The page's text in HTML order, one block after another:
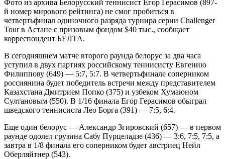
Фото из архива Белорусский теннисист Егор Герасимов (897-
й номер мирового рейтинга) не смог пробиться в
четвертьфинал одиночного разряда турнира серии Challenger
Tour в Астане с призовым фондом $40 тыс., сообщает
корреспондент БЕЛТА.
В сегодняшнем матче второго раунда белорус за два часа
уступил в двух партиях российскому теннисисту Евгению
Филиппову (649) — 5:7, 5:7. В четвертьфинале соперником
россиянина будет победитель встречи между представителем
Казахстана Дмитрием Попко (375) и узбеком Хумаюном
Султановым (550). В 1/16 финала Егор Герасимов обыграл
шведского теннисиста Лео Борга (391) — 7:5, 6:4.
Еще один белорус — Александр Згировский (657) — в первом
раунде одолел грузина Сабу Пурцеладзе (436) — 3:6, 7:5, 7:5, а
завтра в 1/8 финала его соперником будет австриец Нейл
Оберляйтнер (543).